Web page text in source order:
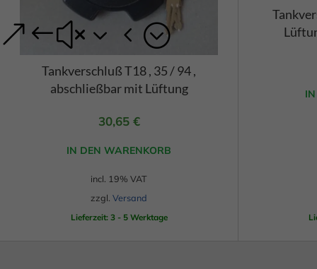
Tankverschluß T18 , 35 / 94 ,
abschließbar mit Lüftung
30,65 €
IN DEN WARENKORB
incl. 19% VAT
zzgl. Versand
Lieferzeit: 3 - 5 Werktage
Wir
von
(z.